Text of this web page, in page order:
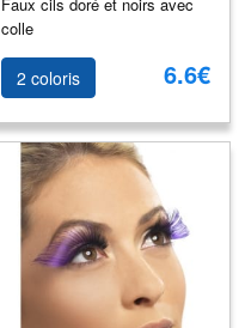
colle
2 coloris 6.6€